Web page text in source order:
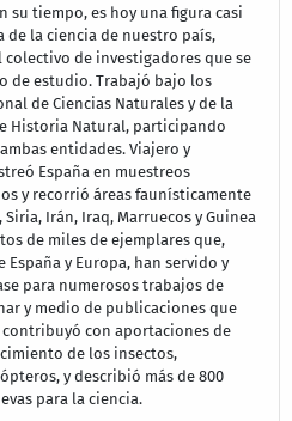
su tiempo, es hoy una figura casi
la ciencia de nuestro país,
de investigadores que se
de estudio. Trabajó bajo los
de Ciencias Naturales y de la
Historia Natural, participando
entidades. Viajero y
España en muestreos
y recorrió áreas faunísticamente
Irán, Iraq, Marruecos y Guinea
de miles de ejemplares que,
España y Europa, han servido y
para numerosos trabajos de
y medio de publicaciones que
con aportaciones de
de los insectos,
y describió más de 800
para la ciencia.